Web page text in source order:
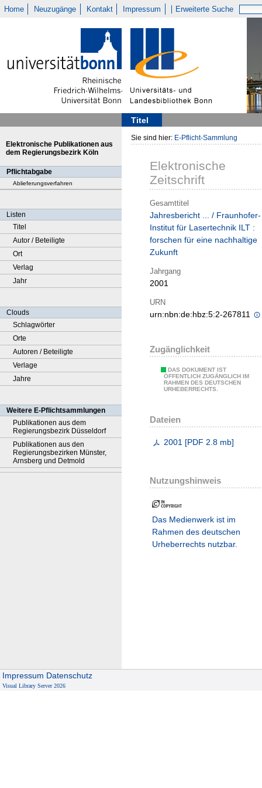
Home Neuzugänge Kontakt Impressum Erweiterte Suche
Titel
Elektronische Publikationen aus
dem Regierungsbezirk Köln
Pflichtabgabe
Ablieferungsverfahren
Listen
Titel
Autor / Beteiligte
Ort
Verlag
Jahr
Clouds
Schlagwörter
Orte
Autoren / Beteiligte
Verlage
Jahre
Weitere E-Pflichtsammlungen
Publikationen aus dem
Regierungsbezirk Düsseldorf
Publikationen aus den
Regierungsbezirken Münster,
Arnsberg und Detmold
Sie sind hier: E-Pflicht-Sammlung
Elektronische
Zeitschrift
Gesamttitel
Jahresbericht ... / Fraunhofer-
Institut für Lasertechnik ILT :
forschen für eine nachhaltige
Zukunft
Jahrgang
2001
URN
urn:nbn:de:hbz:5:2-267811
Zugänglichkeit
DAS DOKUMENT IST
ÖFFENTLICH ZUGÄNGLICH IM
RAHMEN DES DEUTSCHEN
URHEBERRECHTS.
Dateien
2001 [PDF 2.8 mb]
Nutzungshinweis
Das Medienwerk ist im
Rahmen des deutschen
Urheberrechts nutzbar.
Impressum Datenschutz
Visual Library Server 2026